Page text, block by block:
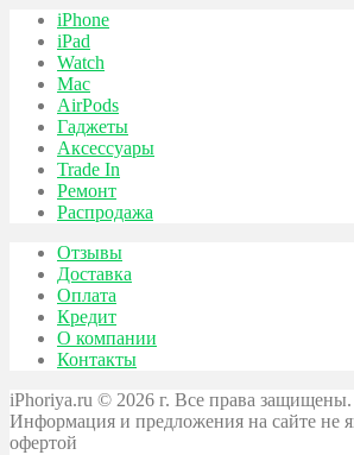
iPhone
iPad
Watch
Mac
AirPods
Гаджеты
Аксессуары
Trade In
Ремонт
Распродажа
Отзывы
Доставка
Оплата
Кредит
О компании
Контакты
iPhoriya.ru © 2026 г. Все права защищены.
Информация и предложения на сайте не
офертой